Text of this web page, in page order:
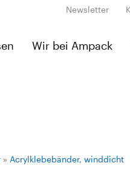
Newsletter
Wir bei Ampack
» Acrylklebebänder, winddicht